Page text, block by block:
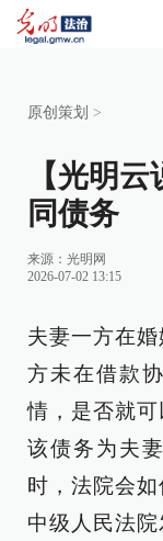
原创策划 >
【光明
同债务
来源： 光明网
2026-07-02 13:15
夫妻一方在
方未在借款
情，是否就
该债务为夫
时，法院会
中级人民法